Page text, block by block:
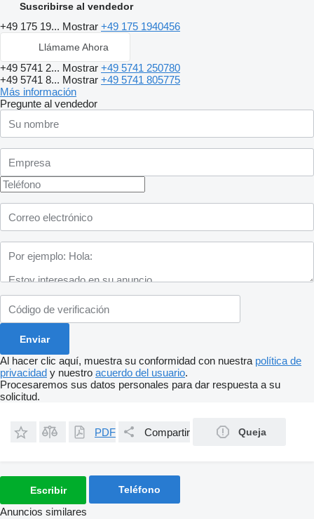
Suscribirse al vendedor
+49 175 19... Mostrar +49 175 1940456
Llámame Ahora
+49 5741 2... Mostrar +49 5741 250780
+49 5741 8... Mostrar +49 5741 805775
Más información
Pregunte al vendedor
Al hacer clic aquí, muestra su conformidad con nuestra política de
privacidad y nuestro acuerdo del usuario.
Procesaremos sus datos personales para dar respuesta a su
solicitud.
PDF Compartir Queja
Escribir Teléfono
Anuncios similares